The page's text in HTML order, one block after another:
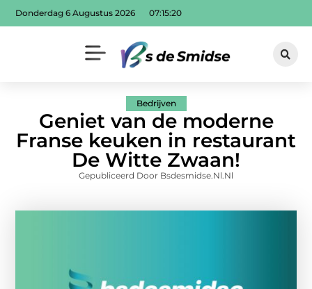
Donderdag 6 Augustus 2026 07:15:21
Bedrijven
Geniet van de moderne
Franse keuken in restaurant
De Witte Zwaan!
Gepubliceerd Door Bsdesmidse.nl.nl